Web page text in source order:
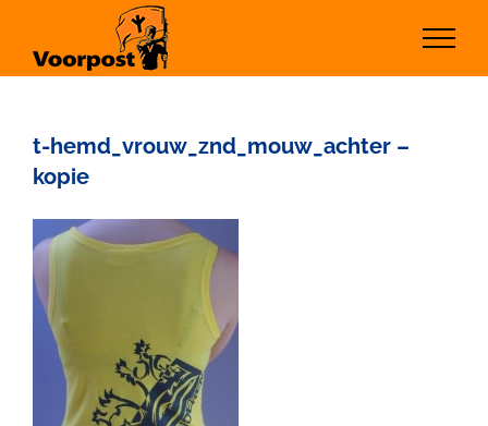
inhoud
t-hemd_vrouw_znd_mouw_achter –
kopie